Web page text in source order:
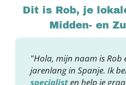
Dit is Rob, je
Midden- en
"Hola, mijn naam is Rob
jarenlang in Spanje. Ik
specialisten help je